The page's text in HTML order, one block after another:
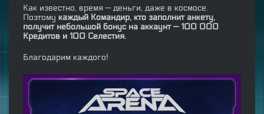
Как известно, время — деньги, даже в космосе.
Поэтому каждый Командир, кто заполнит анкету,
получит небольшой бонус на аккаунт — 100 000
Кредитов и 100 Селестия.
Благодарим каждого!